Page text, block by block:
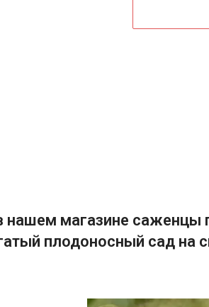
нашем магазине саженцы
плодоносный сад на